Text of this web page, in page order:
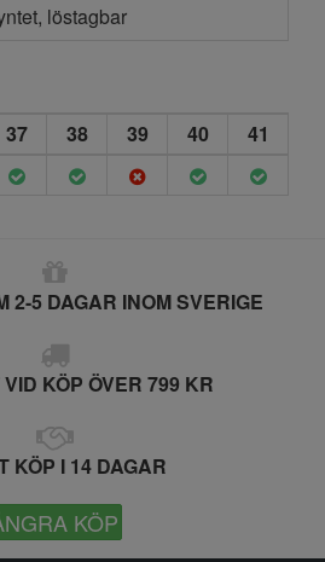
löstagbar
37 38 39 40
41
2-5 DAGAR INOM SVERIGE
KÖP ÖVER 799 KR
KÖP I 14 DAGAR
KÖP